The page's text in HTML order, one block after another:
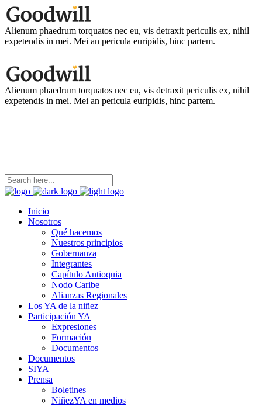
Alienum phaedrum torquatos nec eu, vis detraxit periculis ex, nihil
expetendis in mei. Mei an pericula euripidis, hinc partem.
Alienum phaedrum torquatos nec eu, vis detraxit periculis ex, nihil
expetendis in mei. Mei an pericula euripidis, hinc partem.
Inicio
Nosotros
Qué hacemos
Nuestros principios
Gobernanza
Integrantes
Capítulo Antioquia
Nodo Caribe
Alianzas Regionales
Los YA de la niñez
Participación YA
Expresiones
Formación
Documentos
Documentos
SIYA
Prensa
Boletines
NiñezYA en medios